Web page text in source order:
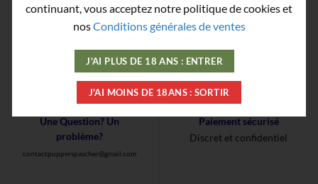
Une Question? Un
problème?
contactpopperspascher@gmail.com
Paiement sécurisé
Discret et confidentiel
continuant, vous acceptez notre politique de cookies et
nosConditions générales de ventes
J'AI PLUS DE 18 ANS : ENTRER
J'AI MOINS DE 18ANS : SORTIR